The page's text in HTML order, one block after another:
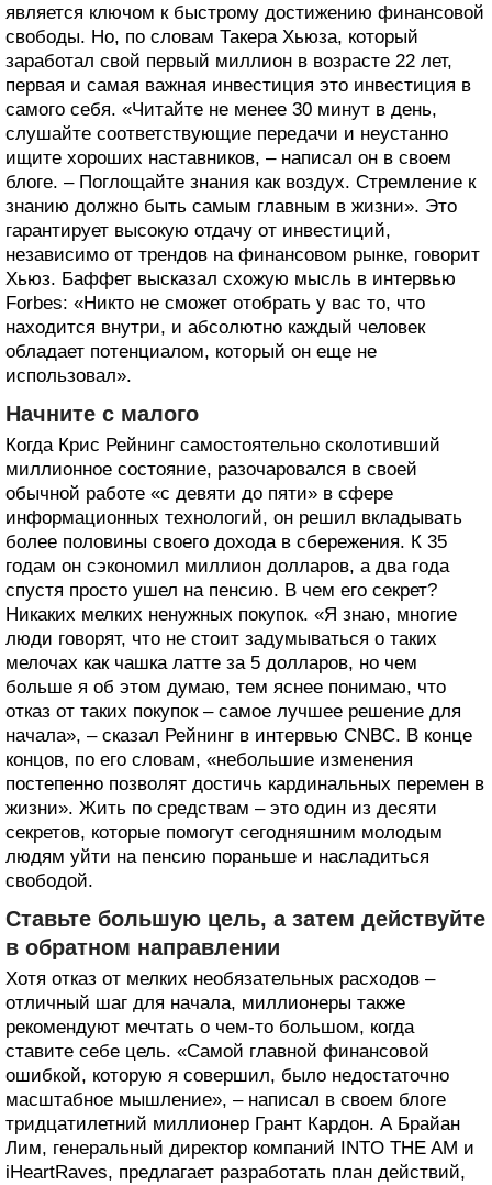
является ключом к быстрому достижению финансовой
свободы. Но, по словам Такера Хьюза, который
заработал свой первый миллион в возрасте 22 лет,
первая и самая важная инвестиция это инвестиция в
самого себя. «Читайте не менее 30 минут в день,
слушайте соответствующие передачи и неустанно
ищите хороших наставников, – написал он в своем
блоге. – Поглощайте знания как воздух. Стремление к
знанию должно быть самым главным в жизни». Это
гарантирует высокую отдачу от инвестиций,
независимо от трендов на финансовом рынке, говорит
Хьюз. Баффет высказал схожую мысль в интервью
Forbes: «Никто не сможет отобрать у вас то, что
находится внутри, и абсолютно каждый человек
обладает потенциалом, который он еще не
использовал».
Начните с малого
Когда Крис Рейнинг самостоятельно сколотивший
миллионное состояние, разочаровался в своей
обычной работе «с девяти до пяти» в сфере
информационных технологий, он решил вкладывать
более половины своего дохода в сбережения. К 35
годам он сэкономил миллион долларов, а два года
спустя просто ушел на пенсию. В чем его секрет?
Никаких мелких ненужных покупок. «Я знаю, многие
люди говорят, что не стоит задумываться о таких
мелочах как чашка латте за 5 долларов, но чем
больше я об этом думаю, тем яснее понимаю, что
отказ от таких покупок – самое лучшее решение для
начала», – сказал Рейнинг в интервью CNBC. В конце
концов, по его словам, «небольшие изменения
постепенно позволят достичь кардинальных перемен в
жизни». Жить по средствам – это один из десяти
секретов, которые помогут сегодняшним молодым
людям уйти на пенсию пораньше и насладиться
свободой.
Ставьте большую цель, а затем действуйте
в обратном направлении
Хотя отказ от мелких необязательных расходов –
отличный шаг для начала, миллионеры также
рекомендуют мечтать о чем-то большом, когда
ставите себе цель. «Самой главной финансовой
ошибкой, которую я совершил, было недостаточно
масштабное мышление», – написал в своем блоге
тридцатилетний миллионер Грант Кардон. А Брайан
Лим, генеральный директор компаний INTO THE AM и
iHeartRaves, предлагает разработать план действий,